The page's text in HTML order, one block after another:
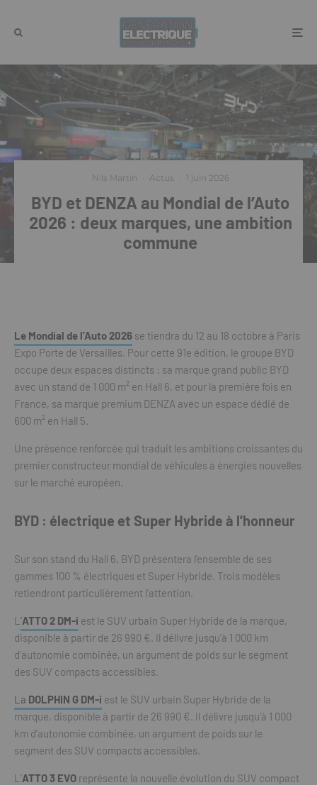
Nils Martin · Actus · 1 juin 2026
BYD et DENZA au Mondial de l’Auto
2026 : deux marques, une ambition
commune
Le Mondial de l’Auto 2026 se tiendra du 12 au 18 octobre à Paris
Expo Porte de Versailles. Pour cette 91e édition, le groupe BYD
occupe deux espaces distincts : sa marque grand public BYD
avec un stand de 1 000 m² en Hall 6, et pour la première fois en
France, sa marque premium DENZA avec un espace dédié de
600 m² en Hall 5.
Une présence renforcée qui traduit les ambitions croissantes du
premier constructeur mondial de véhicules à énergies nouvelles
sur le marché européen.
BYD : électrique et Super Hybride à l’honneur
Sur son stand du Hall 6, BYD présentera l’ensemble de ses
gammes 100 % électriques et Super Hybride. Trois modèles
retiendront particulièrement l’attention.
L ‘ATTO 2 DM-i est le SUV urbain Super Hybride de la marque,
disponible à partir de 26 990 €. Il délivre jusqu’à 1 000 km
d’autonomie combinée, un argument de poids sur le segment
des SUV compacts accessibles.
La DOLPHIN G DM-i est le SUV urbain Super Hybride de la
marque, disponible à partir de 26 990 €. Il délivre jusqu’à 1 000
km d’autonomie combinée, un argument de poids sur le
segment des SUV compacts accessibles.
L’ATTO 3 EVO représente la nouvelle évolution du SUV compact